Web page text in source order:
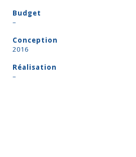
Budget
–
Conception
2016
Réalisation
–